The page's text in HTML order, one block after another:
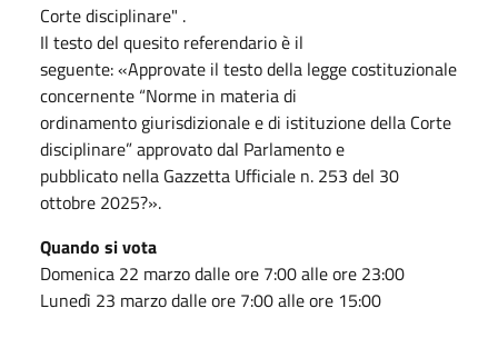
Corte disciplinare" .
Il testo del quesito referendario è il
seguente: «Approvate il testo della legge costituzionale
concernente “Norme in materia di
ordinamento giurisdizionale e di istituzione della Corte
disciplinare” approvato dal Parlamento e
pubblicato nella Gazzetta Ufficiale n. 253 del 30
ottobre 2025?».
Quando si vota
Domenica 22 marzo dalle ore 7:00 alle ore 23:00
Lunedì 23 marzo dalle ore 7:00 alle ore 15:00